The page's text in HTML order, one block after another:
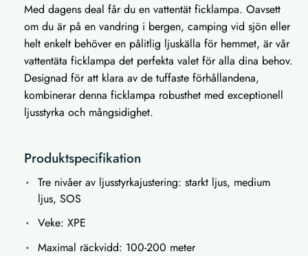
Med dagens deal får du en vattentät ficklampa. Oavsett
om du är på en vandring i bergen, camping vid sjön eller
helt enkelt behöver en pålitlig ljuskälla för hemmet, är vår
vattentäta ficklampa det perfekta valet för alla dina behov.
Designad för att klara av de tuffaste förhållandena,
kombinerar denna ficklampa robusthet med exceptionell
ljusstyrka och mångsidighet.
Produktspecifikation
Tre nivåer av ljusstyrkajustering: starkt ljus, medium
ljus, SOS
Veke: XPE
Maximal räckvidd: 100-200 meter